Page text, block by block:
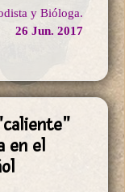
y Bióloga.
26 Jun. 2017
en el